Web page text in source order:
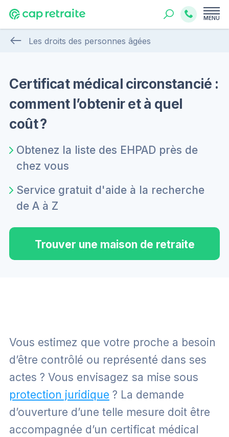
MENU
Les droits des personnes âgées
Certificat médical circonstancié :
comment l’obtenir et à quel
coût ?
Obtenez la liste des EHPAD près de
chez vous
Service gratuit d'aide à la recherche
de A à Z
Trouver une maison de retraite
Vous estimez que votre proche a besoin
d’être contrôlé ou représenté dans ses
actes ? Vous envisagez sa mise sous
protection juridique ? La demande
d’ouverture d’une telle mesure doit être
accompagnée d’un certificat médical